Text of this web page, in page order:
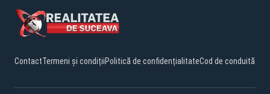
ContactTermeni și condițiiPolitică de confidențialitateCod de conduită